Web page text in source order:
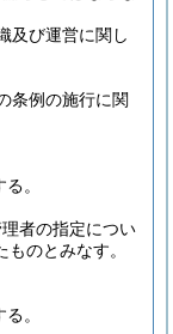
及び運営に関し
条例の施行に関
。
者の指定につい
のとみなす。
。